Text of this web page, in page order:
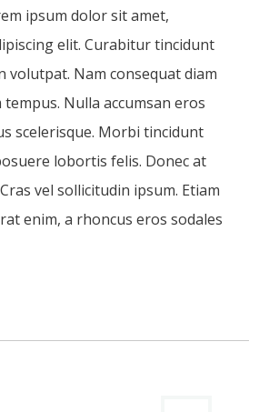
ipsum dolor sit amet,
elit. Curabitur tincidunt
volutpat. Nam consequat diam
Nulla accumsan eros
scelerisque. Morbi tincidunt
lobortis felis. Donec at
vel sollicitudin ipsum. Etiam
enim, a rhoncus eros sodales